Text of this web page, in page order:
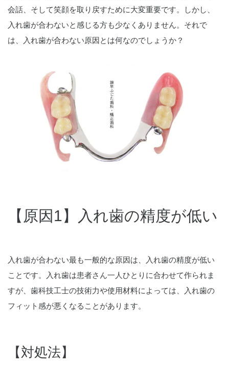
会話、そして笑顔を取り戻すために大変重要です。しかし、
入れ歯が合わないと感じる方も少なくありません。それで
は、入れ歯が合わない原因とは何なのでしょうか？
【原因1】入れ歯の精度が低い
入れ歯が合わない最も一般的な原因は、入れ歯の精度が低い
ことです。入れ歯は患者さん一人ひとりに合わせて作られま
すが、歯科技工士の技術力や使用材料によっては、入れ歯の
フィット感が悪くなることがあります。
【対処法】